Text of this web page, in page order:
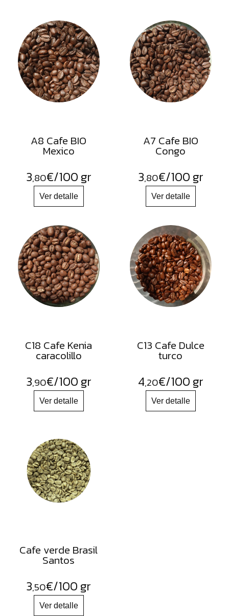
A8 Cafe BIO
Mexico
3,80€/100 gr
A7 Cafe BIO
Congo
3,80€/100 gr
C18 Cafe Kenia
caracolillo
3,90€/100 gr
C13 Cafe Dulce
turco
4,20€/100 gr
Cafe verde Brasil
Santos
3,50€/100 gr